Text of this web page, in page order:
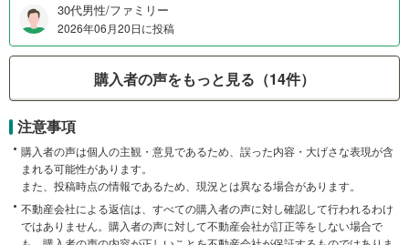
30代男性/ファミリー
2026年06月20日に投稿
購入者の声をもっと見る（14件）
注意事項
購入者の声は個人の主観・意見であるため、誤った内容・大げさな表現が含
まれる可能性があります。
また、投稿時点の情報であるため、現況とは異なる場合があります。
不動産会社による返信は、すべての購入者の声に対し確認して行われるわけ
ではありません。購入者の声に対して不動産会社が訂正等をしない場合で